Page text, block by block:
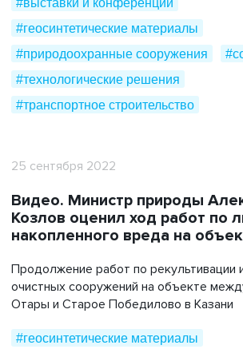
#выставки и конференции
#геосинтетические материалы
#природоохранные сооружения
#технологические решения
#транспортное строительство
25 сентября 2022
Видео. Министр природы
Козлов оценил ход работ по
накопленного вреда на
Продолжение работ по рекультивации
очистных сооружений на объекте
Отары и Старое Победилово в Казани
#геосинтетические материалы